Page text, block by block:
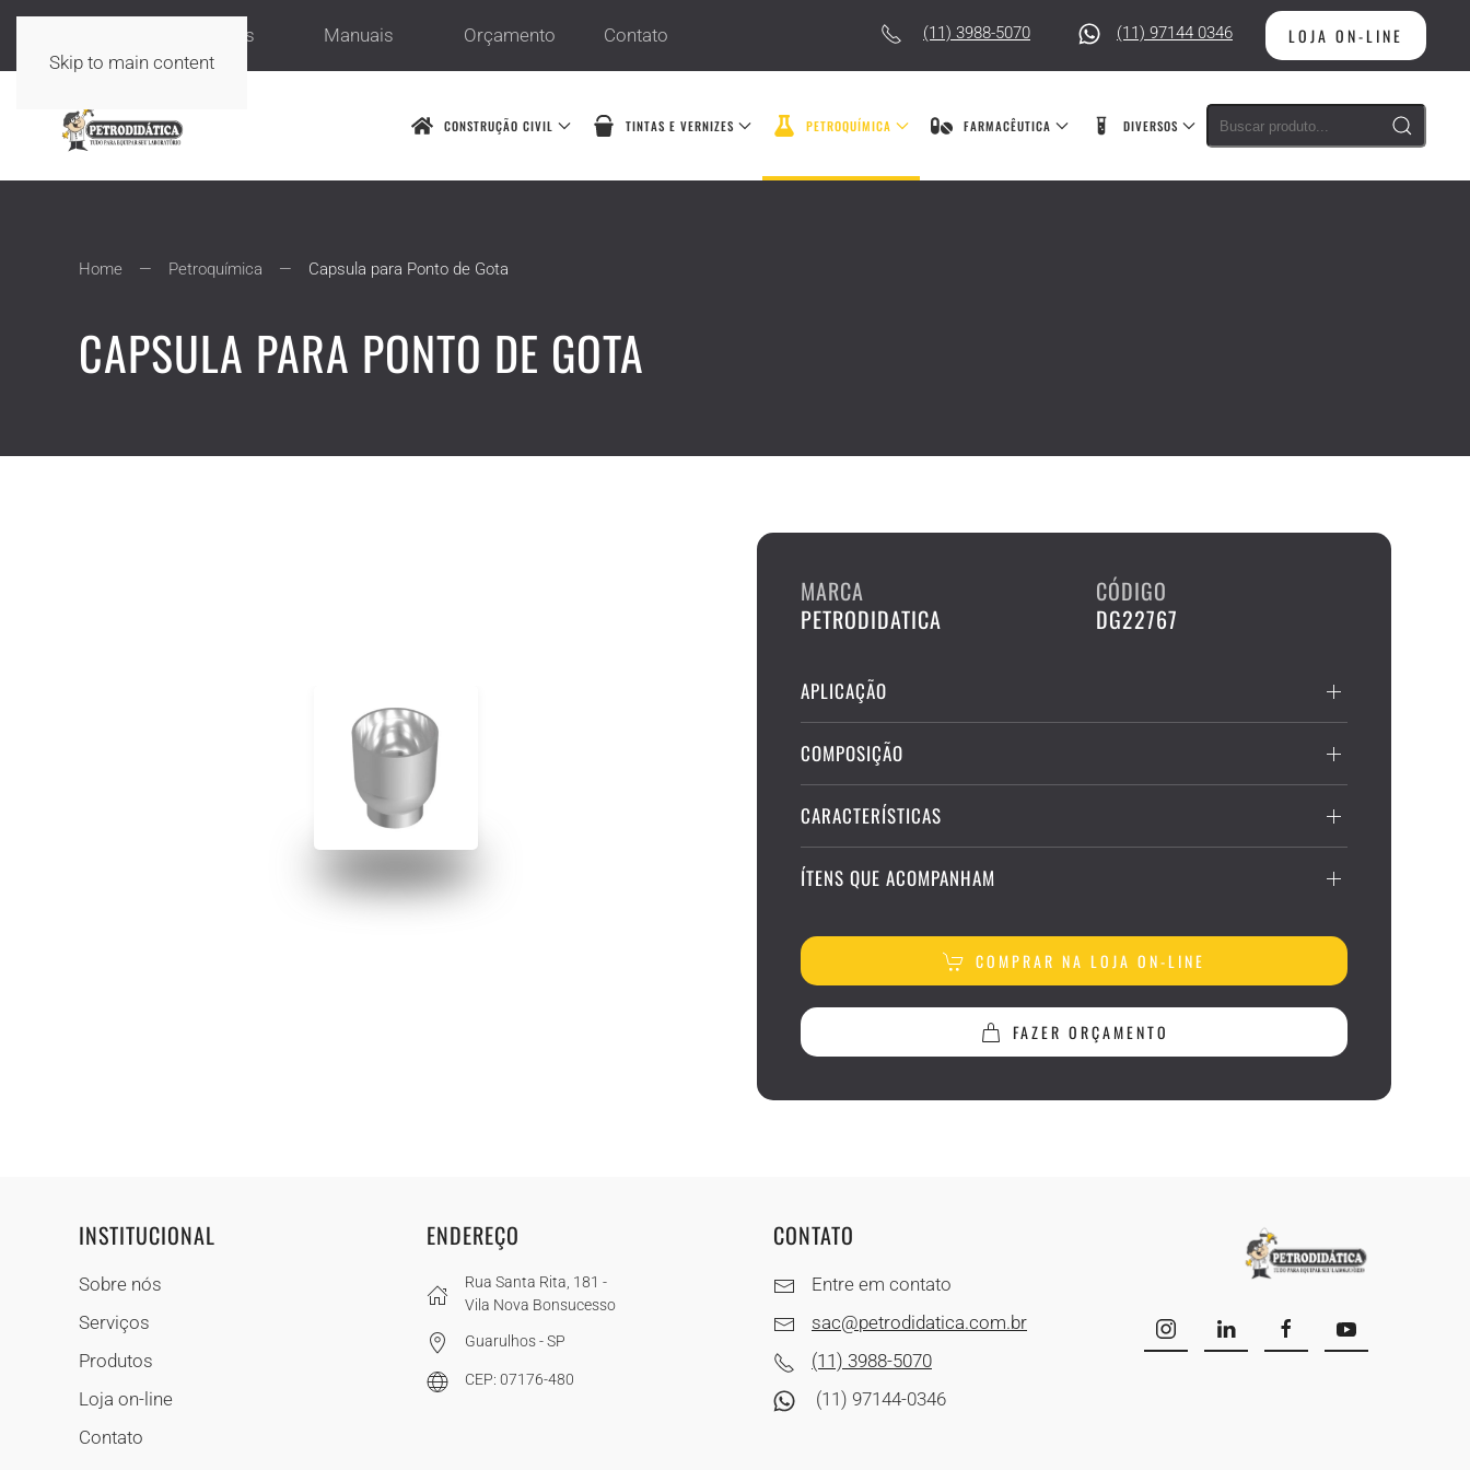
Skip to main content
Serviços Manuais Orçamento Contato (11) 3988-5070 (11) 97144 0346 LOJA ON-LINE
CONSTRUÇÃO CIVIL TINTAS E VERNIZES PETROQUÍMICA FARMACÊUTICA DIVERSOS
Home Petroquímica Capsula para Ponto de Gota
CAPSULA PARA PONTO DE GOTA
MARCA
PETRODIDATICA
CÓDIGO
DG22767
APLICAÇÃO
COMPOSIÇÃO
CARACTERÍSTICAS
ÍTENS QUE ACOMPANHAM
COMPRAR NA LOJA ON-LINE
FAZER ORÇAMENTO
INSTITUCIONAL
Sobre nós
Serviços
Produtos
Loja on-line
Contato
ENDEREÇO
Rua Santa Rita, 181 -
Vila Nova Bonsucesso
Guarulhos - SP
CEP: 07176-480
CONTATO
Entre em contato
sac@petrodidatica.com.br
(11) 3988-5070
(11) 97144-0346